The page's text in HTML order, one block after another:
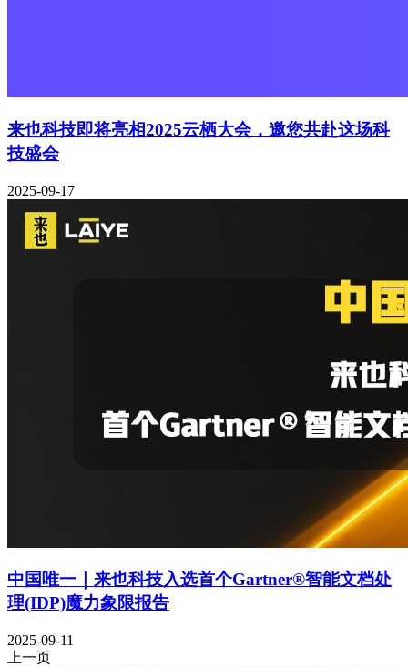
来也科技即将亮相2025云栖大会，邀您共赴这场科
技盛会
2025-09-17
中国唯一｜来也科技入选首个Gartner®智能文档处
理(IDP)魔力象限报告
2025-09-11
上一页